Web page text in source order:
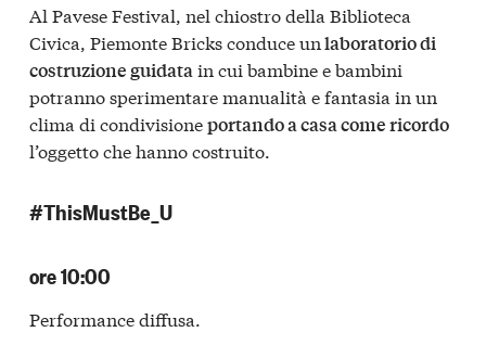
Al Pavese Festival, nel chiostro della Biblioteca
Civica, Piemonte Bricks conduce unlaboratorio di
costruzione guidatain cui bambine e bambini
potranno sperimentare manualità e fantasia in un
clima di condivisioneportando a casa come ricordo
l’oggetto che hanno costruito.
#ThisMustBe_U
ore 10:00
Performance diffusa.